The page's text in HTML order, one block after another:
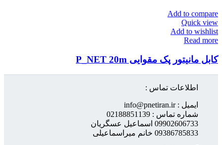
Add to compare
Quick view
Add to wishlist
Read more
کابل مانیتور پک مقوایی P_NET 20m
اطلاعات تماس :
ایمیل : info@pnetiran.ir
شماره تماس : 02188851139
09902606733 اسماعیل عسگریان
09386785833 خانم میراسماعیلی